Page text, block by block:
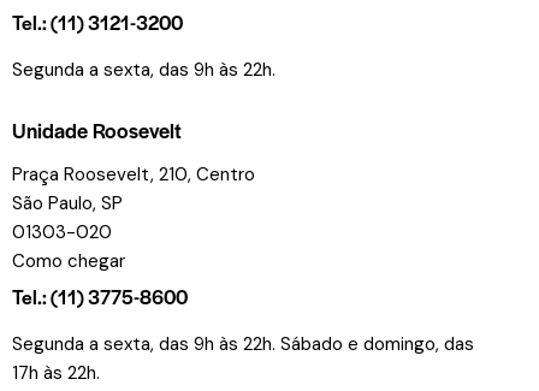
Tel.: (11) 3121-3200
Segunda a sexta, das 9h às 22h.
Unidade Roosevelt
Praça Roosevelt, 210, Centro
São Paulo, SP
01303-020
Como chegar
Tel.: (11) 3775-8600
Segunda a sexta, das 9h às 22h. Sábado e domingo, das
17h às 22h.